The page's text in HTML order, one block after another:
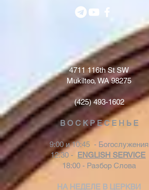
4711 116th St SW
Mukilteo, WA 98275
(425) 493-1602
В О С К Р Е С Е Н Ь Е
9:00 и 10:45 - Богослужения
12:30 - ENGLISH SERVICE
18:00 - Разбор Слова
НА НЕДЕЛЕ В ЦЕРКВИ